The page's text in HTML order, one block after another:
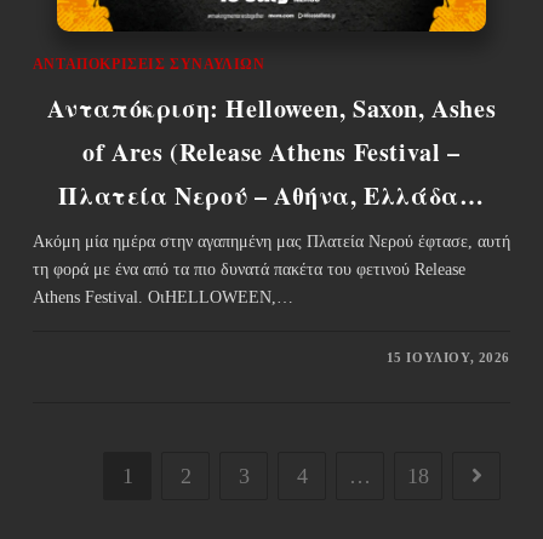
ΑΝΤΑΠΟΚΡΊΣΕΙΣ ΣΥΝΑΥΛΙΏΝ
Ανταπόκριση: Helloween, Saxon, Ashes
of Ares (Release Athens Festival –
Πλατεία Νερού – Αθήνα, Ελλάδα…
Ακόμη μία ημέρα στην αγαπημένη μας Πλατεία Νερού έφτασε, αυτή
τη φορά με ένα από τα πιο δυνατά πακέτα του φετινού Release
Athens Festival. ΟιHELLOWEEN,…
15 ΙΟΥΛΊΟΥ, 2026
1 2 3 4 … 18